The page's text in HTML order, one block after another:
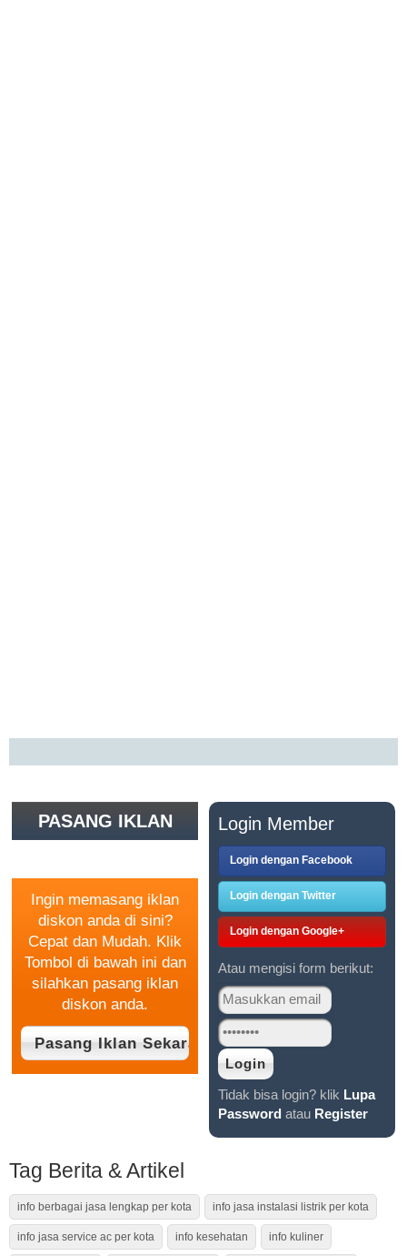
PASANG IKLAN
Ingin memasang iklan
diskon anda di sini?
Cepat dan Mudah. Klik
Tombol di bawah ini dan
silahkan pasang iklan
diskon anda.
Login Member
Login dengan Facebook
Login dengan Twitter
Login dengan Google+
Atau mengisi form berikut:
Tidak bisa login? klik Lupa
Password atau Register
Tag Berita & Artikel
info berbagai jasa lengkap per kota info jasa instalasi listrik per kota
info jasa service ac per kota info kesehatan info kuliner